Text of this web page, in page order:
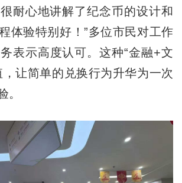
耐心地讲解了纪念币的设计和
体验特别好！”多位市民对工作
表示高度认可。这种“金融+文
，让简单的兑换行为升华为一次
。